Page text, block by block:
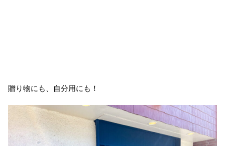
贈り物にも、自分用にも！